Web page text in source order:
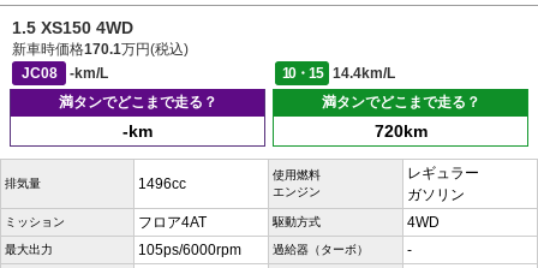
1.5 XS150 4WD
新車時価格170.1万円(税込)
JC08
-km/L 10・15
14.4km/L
満タンでどこまで走る？
-km
満タンでどこまで走る？
720km
排気量 1496cc
使用燃料
エンジン
レギュラー
ガソリン
ミッション フロア4AT 駆動方式 4WD
最大出力 105ps/6000rpm 過給器（ターボ） -